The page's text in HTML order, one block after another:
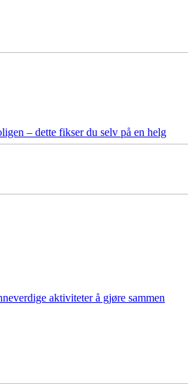
– dette fikser du selv på en helg
aktiviteter å gjøre sammen